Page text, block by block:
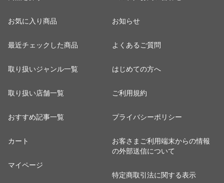
お気に入り商品
最近チェックした商品
取り扱いジャンル一覧
取り扱い店舗一覧
おすすめ記事一覧
カート
マイページ
お知らせ
よくあるご質問
はじめての方へ
ご利用規約
プライバシーポリシー
お客さまご利用端末からの情報
の外部送信について
特定商取引法に関する表示